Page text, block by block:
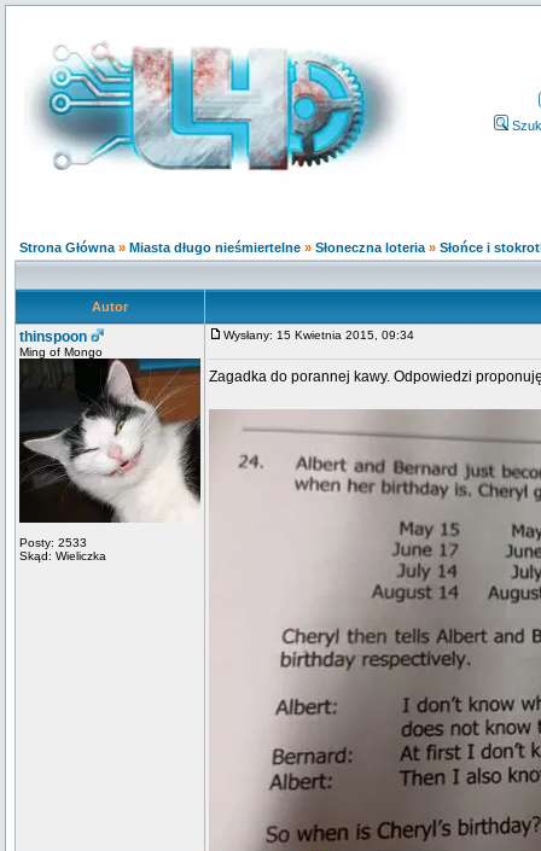
Strona Główna » Miasta długo nieśmiertelne » Słoneczna loteria » Słońce i
Autor
thinspoon
Ming of Mongo
Posty: 2533
Skąd: Wieliczka
Wysłany: 15 Kwietnia 2015, 09:34
Zagadka do porannej kawy. Odpowiedzi